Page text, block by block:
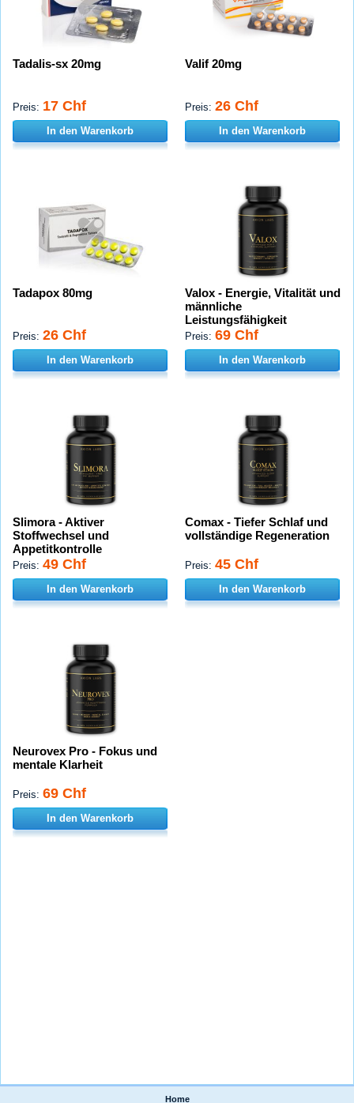
Tadalis-sx 20mg
Preis: 17 Chf
In den Warenkorb
Valif 20mg
Preis: 26 Chf
In den Warenkorb
Tadapox 80mg
Preis: 26 Chf
In den Warenkorb
Valox - Energie, Vitalität und
männliche
Leistungsfähigkeit
Preis: 69 Chf
In den Warenkorb
Slimora - Aktiver
Stoffwechsel und
Appetitkontrolle
Preis: 49 Chf
In den Warenkorb
Comax - Tiefer Schlaf und
vollständige Regeneration
Preis: 45 Chf
In den Warenkorb
Neurovex Pro - Fokus und
mentale Klarheit
Preis: 69 Chf
In den Warenkorb
Home